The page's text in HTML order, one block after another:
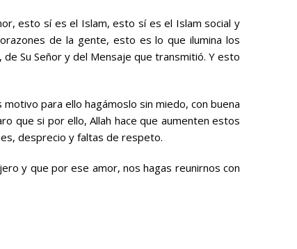
esto sí es el Islam, esto sí es el Islam social y
de la gente, esto es lo que ilumina los
Su Señor y del Mensaje que transmitió. Y esto
para ello hagámoslo sin miedo, con buena
que si por ello, Allah hace que aumenten estos
desprecio y faltas de respeto.
y que por ese amor, nos hagas reunirnos con